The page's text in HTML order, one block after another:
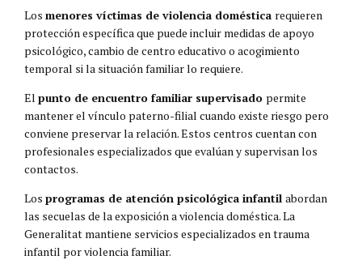
Los menores víctimas de violencia doméstica requieren
protección específica que puede incluir medidas de apoyo
psicológico, cambio de centro educativo o acogimiento
temporal si la situación familiar lo requiere.
El punto de encuentro familiar supervisado permite
mantener el vínculo paterno-filial cuando existe riesgo pero
conviene preservar la relación. Estos centros cuentan con
profesionales especializados que evalúan y supervisan los
contactos.
Los programas de atención psicológica infantil abordan
las secuelas de la exposición a violencia doméstica. La
Generalitat mantiene servicios especializados en trauma
infantil por violencia familiar.